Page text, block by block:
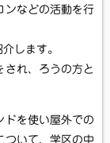
ンなどの活動を行
します。
され、ろうの方と
ドを使い屋外での
ついて、学区の中